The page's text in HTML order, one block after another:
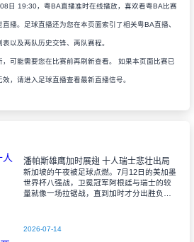
日 19:30，粤BA直播准时在线播放，喜欢看粤BA比赛
播。足球直播还为您在本页面索引了相关粤BA直播、
以及两队历史交锋、两队赛程。
，可能需要您在比赛前再刷新查看。 如果本页面比赛已
，请进入足球直播查看最新直播信号。
潘帕斯雄鹰加时展翅 十人瑞士悲壮出局
新加坡的午夜被足球点燃。7月12日的美加墨
世界杯八强战，卫冕冠军阿根廷与瑞士的较
量就像一场拉锯战，直到加时才分出胜负。
2026-07-14